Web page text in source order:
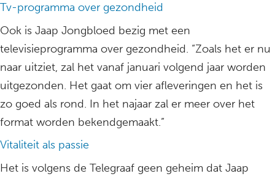
Tv-programma over gezondheid
Ook is Jaap Jongbloed bezig met een
televisieprogramma over gezondheid. “Zoals het er nu
naar uitziet, zal het vanaf januari volgend jaar worden
uitgezonden. Het gaat om vier afleveringen en het is
zo goed als rond. In het najaar zal er meer over het
format worden bekendgemaakt.”
Vitaliteit als passie
Het is volgens de Telegraaf geen geheim dat Jaap